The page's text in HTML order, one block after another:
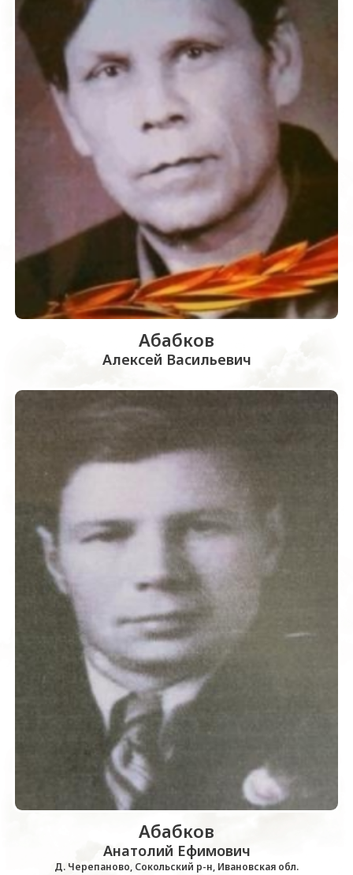
Абабков
Алексей Васильевич
Абабков
Анатолий Ефимович
Д. Черепаново, Сокольский р-н, Ивановская обл.